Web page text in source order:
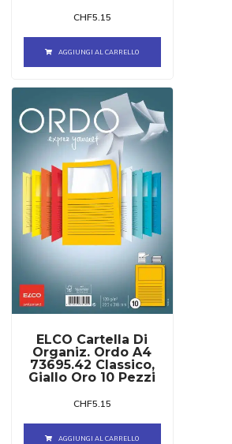
CHF5.15
AGGIUNGI AL CARRELLO
ELCO Cartella Di
Organiz. Ordo A4
73695.42 Classico,
Giallo Oro 10 Pezzi
CHF5.15
AGGIUNGI AL CARRELLO